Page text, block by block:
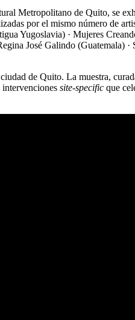
Metropolitano de Quito, se
por el mismo número de
Yugoslavia) · Mujeres
José Galindo (Guatemala)
de Quito. La muestra,
site-specific que